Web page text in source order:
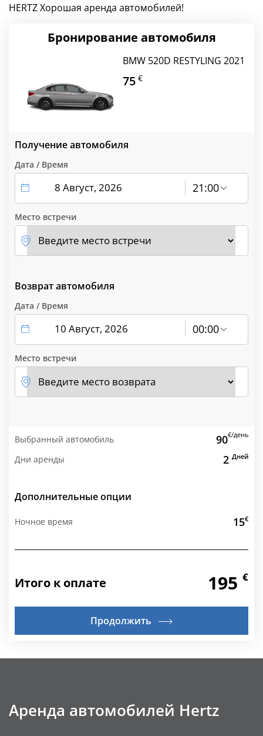
HERTZ Хорошая аренда автомобилей!
Бронирование автомобиля
BMW 520D RESTYLING 2021
75 €
Получение автомобиля
Дата / Время
21:00
Место встречи
Возврат автомобиля
Дата / Время
00:00
Место встречи
Выбранный автомобиль 90€/день
Дни аренды 2 Дней
Дополнительные опции
Ночное время 15€
Итого к оплате 195 €
Продолжить
Аренда автомобилей Hertz